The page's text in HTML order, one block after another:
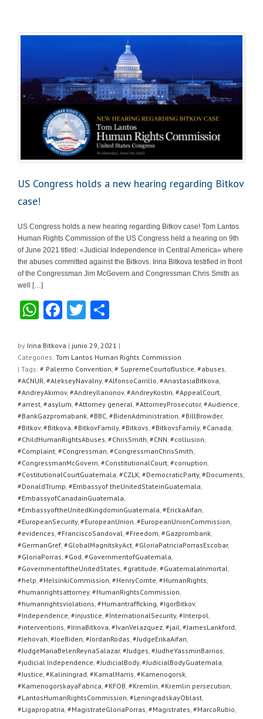
US Congress holds a new hearing regarding Bitkov
case!
US Congress holds a new hearing regarding Bitkov case! Tom Lantos
Human Rights Commission of the US Congress held a hearing on 9th
of June 2021 titled: «Judicial Independence in Central America» where
the abuses committed against the Bitkovs. Irina Bitkova testified in front
of the Congressman Jim McGovern and Congressman Chris Smith as
well […]
W
at
s
A
p
p
F
c
e
b
o
o
k
T
tt
er
m
p
ar
tir
by Irina Bitkova | junio 29, 2021 |
Categories: Tom Lantos Human Rights Commission
| Tags: # Palermo Convention, # SupremeCourtofJustice, #abuses,
#ACNUR, #AlekseyNavalny, #AlfonsoCarrillo, #AnastasiaBitkova,
#AndreyAkimov, #AndreyIlarionov, #AndreyKostin, #AppealCourt,
#arrest, #asylum, #Attorney general, #AttorneyProsecutor, #Audience,
#BankGazpromabank, #BBC, #BidenAdministration, #BillBrowder,
#Bitkov, #Bitkova, #BitkovFamily, #Bitkovs, #BitkovsFamily, #Canada,
#ChildHumanRightsAbuses, #ChrisSmith, #CNN, #collusion,
#Complaint, #Congressman, #CongressmanChrisSmith,
#CongressmanMcGovern, #ConstitutionalCourt, #corruption,
#CostitutionalCourtGuatemala, #CZLK, #DemocraticParty, #Documents,
#DonaldTrump, #Embassyof theUnitedStateinGuatemala,
#EmbassyofCanadainGuatemala,
#EmbassyoftheUnitedKingdominGuatemala, #ErickaAifan,
#EuropeanSecurity, #EuropeanUnion, #EuropeanUnionCommission,
#evidences, #FranciscoSandoval, #Freedom, #Gazprombank,
#GermanGref, #GlobalMagnitskyAct, #GloriaPatriciaPorrasEscobar,
#GloriaPorras, #God, #GovernmentofGuatemala,
#GovernmentoftheUnitedStates, #gratitude, #GuatemalaInmortal,
#help, #HelsinkiCommission, #HenryComte, #HumanRights,
#humanrightsattorney, #HumanRightsCommission,
#humanrightsviolations, #Humantrafficking, #IgorBitkov,
#Independence, #injustice, #InternationalSecurity, #Interpol,
#interventions, #IrinaBitkova, #IvanVelazquez, #jail, #JamesLankford,
#Jehovah, #JoeBiden, #JordanRodas, #JudgeErikaAifan,
#JudgeMariaBelenReynaSalazar, #Judges, #JudheYassminBarrios,
#judicial Independence, #JudicialBody, #JudicialBodyGuatemala,
#Justice, #Kaliningrad, #KamalHarris, #Kamenogorsk,
#KamenogorskayaFabrica, #KFOB, #Kremlin, #Kremlin persecution,
#LantosHumanRightsCommission, #LeningradskayOblast,
#Ligapropatria, #MagistrateGloriaPorras, #Magistrates, #MarcoRubio,